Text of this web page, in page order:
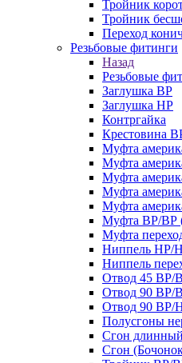
Тройник
Тройник
Переход
Резьбовые фитинги
Назад
Резьбовые
Заглушка ВР
Заглушка НР
Контргайка
Крестовина
Муфта
Муфта
Муфта
Муфта
Муфта
Муфта ВР/ВР
Муфта
Ниппель НР/
Ниппель
Отвод 45 ВР/
Отвод 90 ВР/
Отвод 90 ВР/
Полусгоны
Сгон длинный
Сгон